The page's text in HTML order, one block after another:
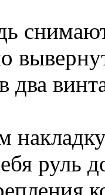
два
руль